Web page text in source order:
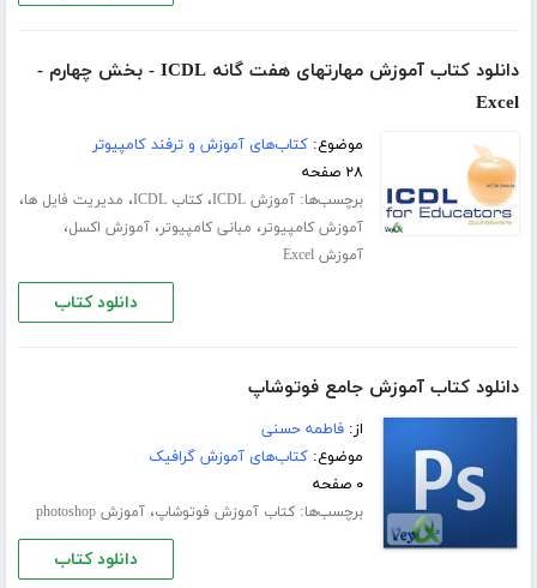
دانلود کتاب آموزش مهارتهای هفت گانه ICDL - بخش چهارم -
Excel
موضوع:کتاب‌های آموزش و ترفند کامپیوتر
۲۸ صفحه
برچسب‌ها:آموزش ICDL ،کتاب ICDL ، مدیریت فایل ها،
آموزش کامپیوتر، مبانی کامپیوتر،آموزش اکسل،
آموزش Excel
دانلود کتاب
دانلود کتاب آموزش جامع فوتوشاپ
از:فاطمه حسنی
موضوع:کتاب‌های آموزش گرافیک
۰ صفحه
برچسب‌ها:کتاب آموزش فوتوشاپ،آموزش photoshop
دانلود کتاب